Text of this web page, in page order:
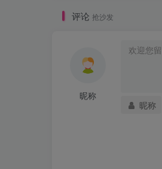
评论 抢沙发
昵称
昵称